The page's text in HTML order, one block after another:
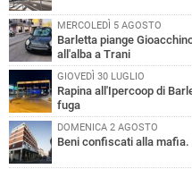
MERCOLEDÌ 5 AGOSTO
Barletta piange
all'alba a Trani
GIOVEDÌ 30 LUGLIO
Rapina all'Ipercoop di
fuga
DOMENICA 2 AGOSTO
Beni confiscati alla